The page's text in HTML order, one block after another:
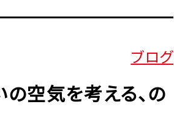
ブログ
の空気を考える、の